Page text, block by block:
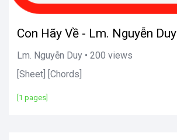
Con Hãy Về - Lm. Nguyễn Duy
Lm. Nguyễn Duy • 200 views
[Sheet] [Chords]
[1 pages]